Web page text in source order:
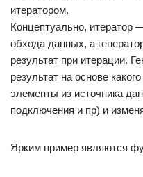
итератором.
Концептуально, итератор
обхода данных, а
результат при итерации.
результат на основе
элементы из источника
подключения и пр) и
Ярким пример являются